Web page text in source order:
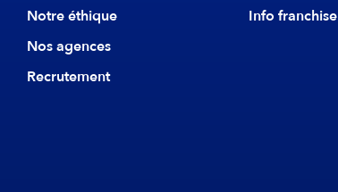
Notre éthique
Nos agences
Recrutement
Info franchise